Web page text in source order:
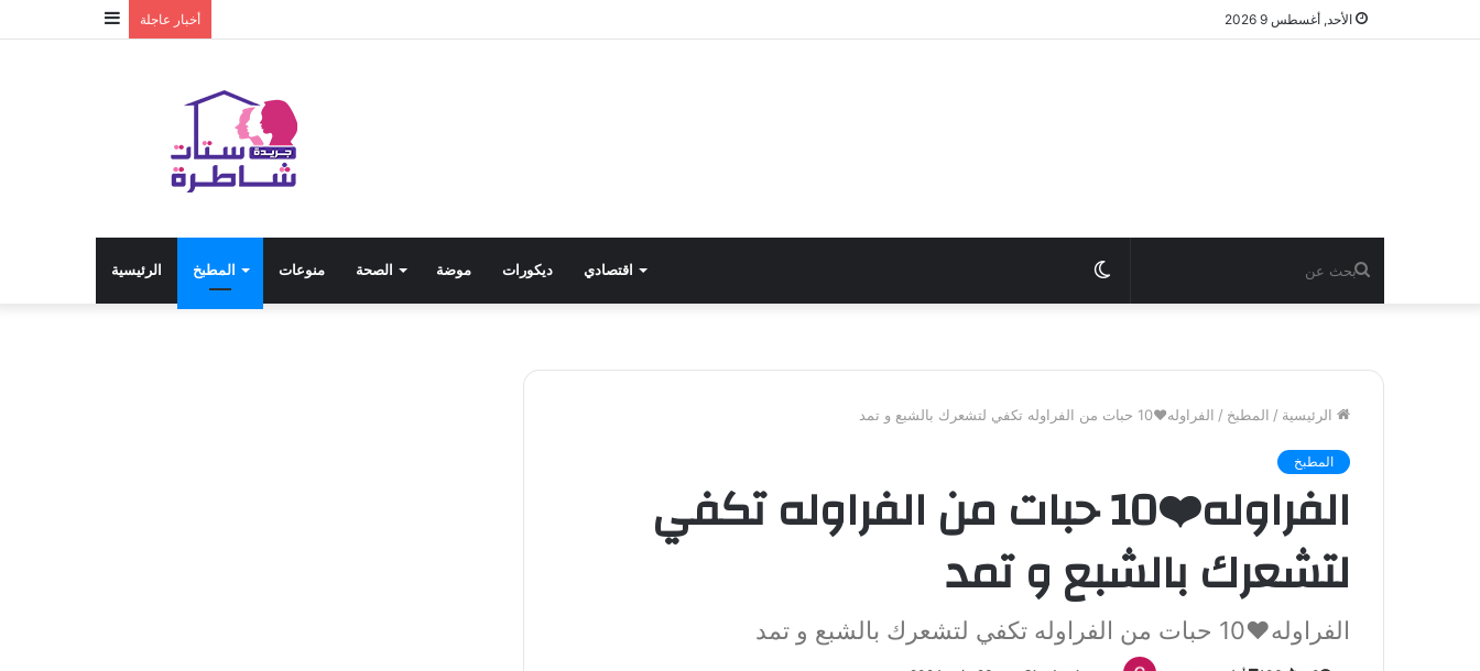
الأحد, أغسطس 9 2026 أخبار عاجلة
الرئيسية المطبخ منوعات الصحة موضة ديكورات اقتصادي بحث
الرئيسية / المطبخ / الفراوله❤️10 حبات من الفراوله تكفي لتشعرك بالشبع و تمد
المطبخ
الفراوله❤️10 حبات من الفراوله تكفي
لتشعرك بالشبع و تمد
الفراوله❤️10 حبات من الفراوله تكفي لتشعرك بالشبع و تمد